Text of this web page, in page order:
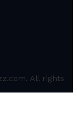
All rights